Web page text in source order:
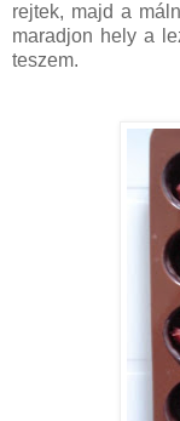
rejtek, majd a
maradjon hely a
teszem.